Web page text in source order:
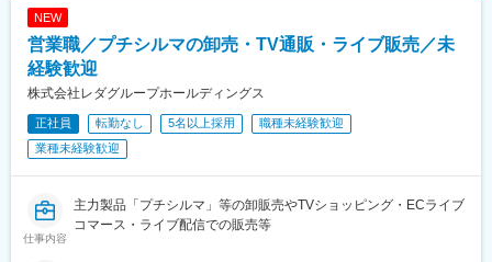
NEW
営業職／プチシルマの卸売・TV通販・ライブ販売／未
経験歓迎
株式会社レダグループホールディングス
正社員 転勤なし 5名以上採用
職種未経験歓迎
業種未経験歓迎
仕事内容
主力製品「プチシルマ」等の卸販売やTVショッピング・ECライブ
コマース・ライブ配信での販売等